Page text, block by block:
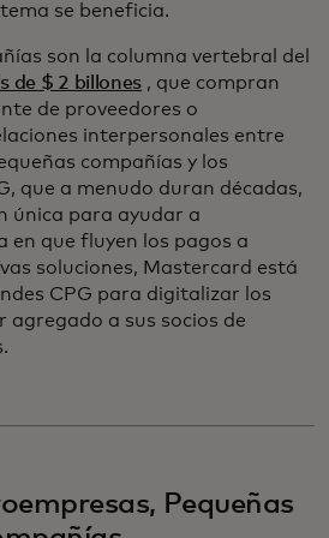
se beneficia.
son la columna vertebral del
de $ 2 billones, que compran
de proveedores o
interpersonales entre
compañías y los
que a menudo duran décadas,
única para ayudar a
que fluyen los pagos a
soluciones, Mastercard está
CPG para digitalizar los
agregado a sus socios de
Pequeñas